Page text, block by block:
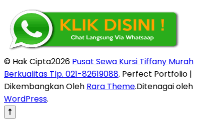
© Hak Cipta2026 Pusat Sewa Kursi Tiffany Murah
Berkualitas Tlp. 021-82619088. Perfect Portfolio |
Dikembangkan Oleh Rara Theme.Ditenagai oleh
WordPress.